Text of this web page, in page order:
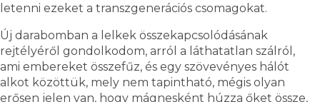
letenni ezeket a transzgenerációs csomagokat.
Új darabomban a lelkek összekapcsolódásának
rejtélyéről gondolkodom, arról a láthatatlan szálról,
ami embereket összefűz, és egy szövevényes hálót
alkot közöttük, mely nem tapintható, mégis olyan
erősen jelen van, hogy mágnesként húzza őket össze,